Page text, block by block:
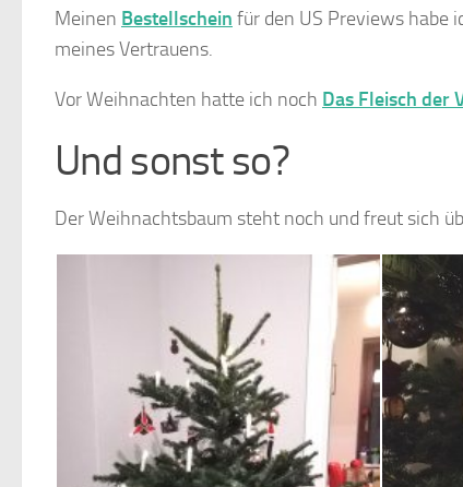
Meinen Bestellschein für den US Previews habe
meines Vertrauens.
Vor Weihnachten hatte ich noch Das Fleisch der
Und sonst so?
Der Weihnachtsbaum steht noch und freut sich